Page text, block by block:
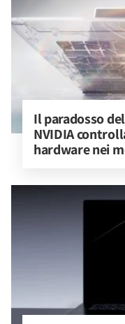
Il paradosso
NVIDIA
hardware nei